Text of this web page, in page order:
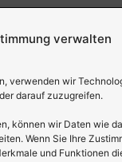
verwalten
verwenden wir
darauf zuzugreifen.
können wir Daten wie
Wenn Sie Ihre
und Funktionen
sind mit*